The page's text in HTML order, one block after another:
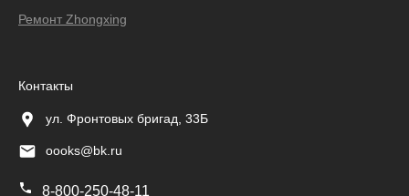
Ремонт Zhongxing
Контакты
ул. Фронтовых бригад, 33Б
oooks@bk.ru
8-800-250-48-11